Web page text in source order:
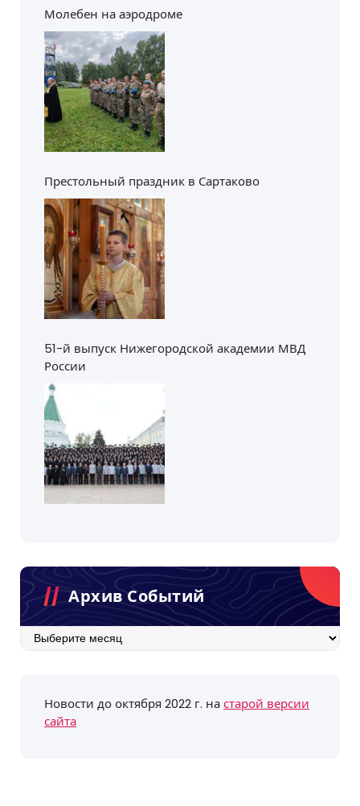
Молебен на аэродроме
Престольный праздник в Сартаково
51-й выпуск Нижегородской академии МВД
России
Архив Событий
Архив
Новости до октября 2022 г. настарой версии
сайта